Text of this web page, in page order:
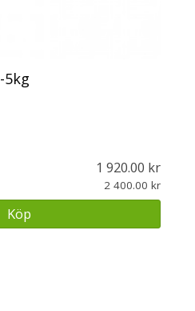
5kg
1 920.00
2 400.00
Köp